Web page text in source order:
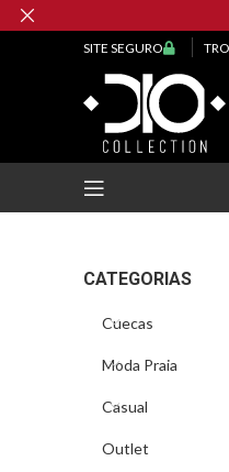
SITE SEGURO
CATEGORIAS
Cuecas
Moda Praia
Casual
Outlet